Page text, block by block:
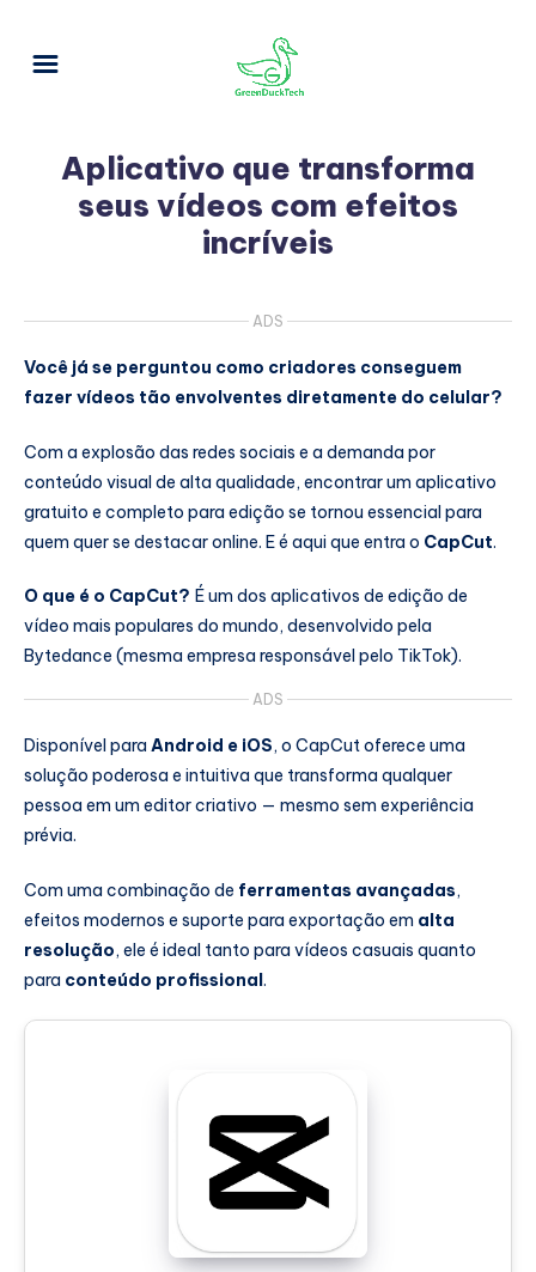
Aplicativo que transforma
seus vídeos com efeitos
incríveis
ADS
Você já se perguntou como criadores conseguem
fazer vídeos tão envolventes diretamente do celular?
Com a explosão das redes sociais e a demanda por
conteúdo visual de alta qualidade, encontrar um aplicativo
gratuito e completo para edição se tornou essencial para
quem quer se destacar online. E é aqui que entra o CapCut.
O que é o CapCut? É um dos aplicativos de edição de
vídeo mais populares do mundo, desenvolvido pela
Bytedance (mesma empresa responsável pelo TikTok).
ADS
Disponível para Android e iOS, o CapCut oferece uma
solução poderosa e intuitiva que transforma qualquer
pessoa em um editor criativo — mesmo sem experiência
prévia.
Com uma combinação de ferramentas avançadas,
efeitos modernos e suporte para exportação em alta
resolução, ele é ideal tanto para vídeos casuais quanto
para conteúdo profissional.